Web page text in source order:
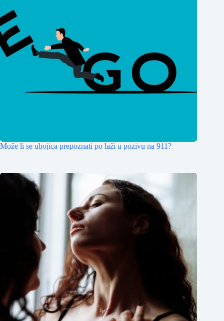
Može li se ubojica prepoznati po laži u pozivu na 911?